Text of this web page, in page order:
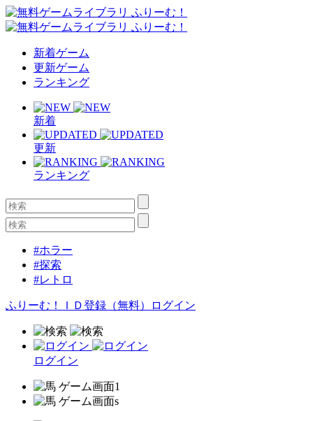
新着ゲーム
更新ゲーム
ランキング
新着
更新
ランキング
#ホラー
#探索
#レトロ
ふりーむ！ＩＤ登録（無料） ログイン
ログイン